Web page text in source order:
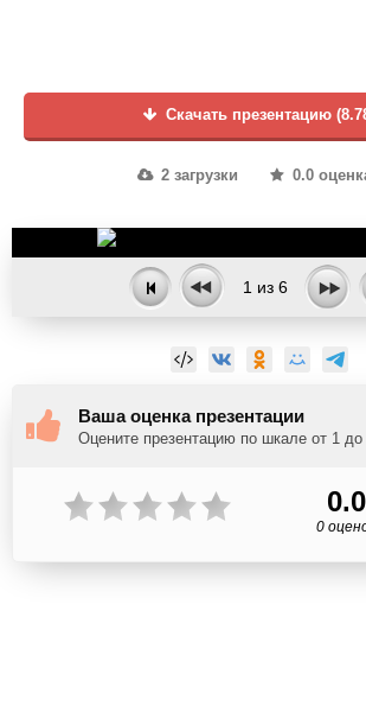
Скачать презентацию
2 загрузки 0.0
1 из 6
Ваша оценка презентации
Оцените презентацию по шкале от 1
0.0
0